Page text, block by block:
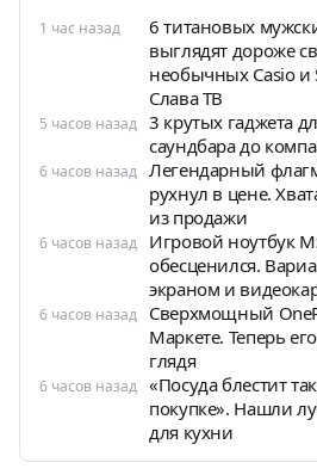
1 час назад
6 титановых
выглядят дороже
необычных Casio и
Слава ТВ
5 часов назад 3 крутых гаджета
саундбара до
6 часов назад Легендарный
рухнул в цене.
из продажи
6 часов назад
Игровой ноутбук
обесценился.
экраном и
6 часов назад
Сверхмощный
Маркете. Теперь
глядя
6 часов назад «Посуда блестит
покупке». Нашли
для кухни